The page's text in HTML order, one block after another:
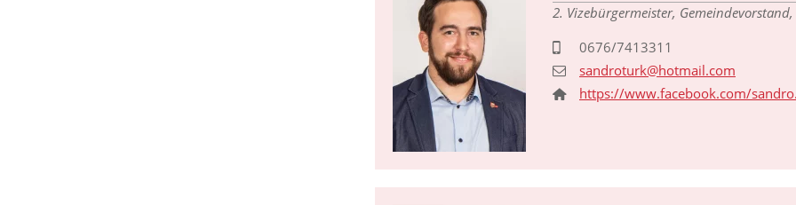
2. Vizebürgermeister,
0676/7413311
sandroturk@hotmail.com
https://www.facebook.com/